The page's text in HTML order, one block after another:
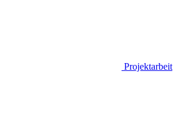
Projektarbeit